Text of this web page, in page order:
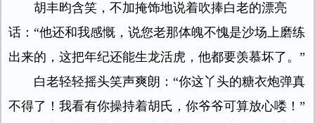
胡丰昀含笑，不加掩饰地说着吹捧白老的漂亮
话：“他还和我感慨，说您老那体魄不愧是沙场上磨练
出来的，这把年纪还能生龙活虎，他都要羡慕坏了。”
白老轻轻摇头笑声爽朗：“你这丫头的糖衣炮弹真
不得了！我看有你操持着胡氏，你爷爷可算放心喽！”